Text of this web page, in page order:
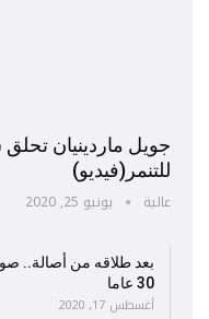
جويل ماردينيان
للتنمر(فيديو)
عالية يونيو 25, 2020
بعد طلاقه من أصالة..
30 عاما
أغسطس 17, 2020